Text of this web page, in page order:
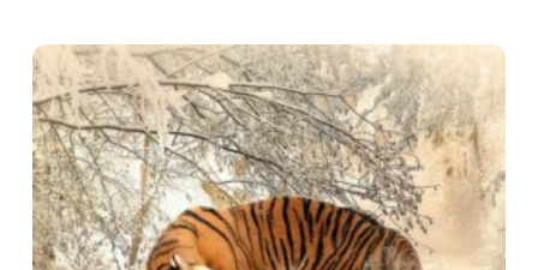
ikoniska och hotade arter. Med sina slående
strimmor och kraftfulla fys...